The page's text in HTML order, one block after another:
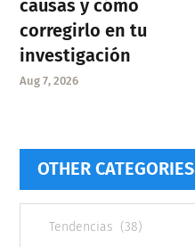
causas y cómo
corregirlo en tu
investigación
Aug 7, 2026
OTHER CATEGORIES
categories